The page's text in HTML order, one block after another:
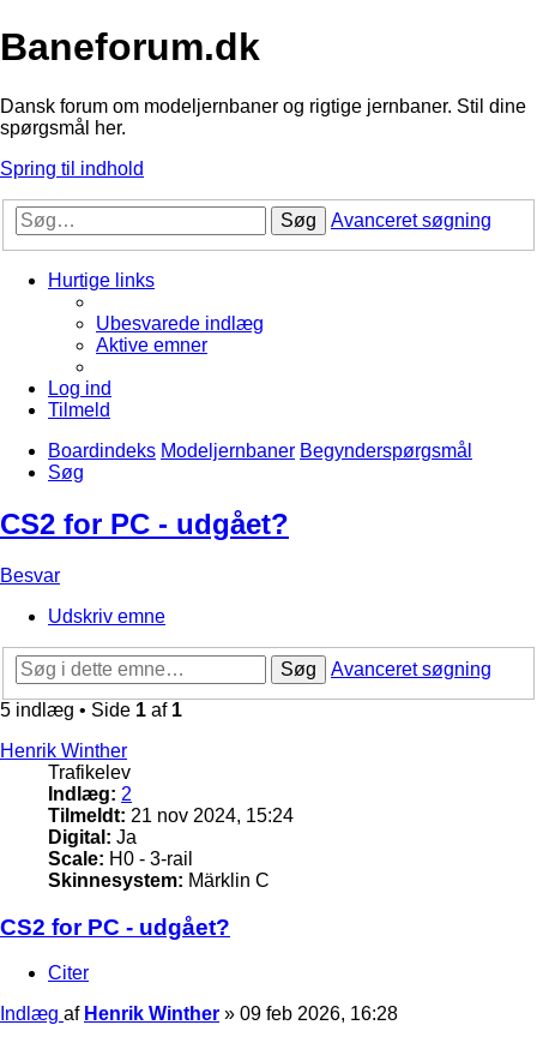
Baneforum.dk
Dansk forum om modeljernbaner og rigtige jernbaner. Stil dine
spørgsmål her.
Spring til indhold
Søg Avanceret søgning
Hurtige links
Ubesvarede indlæg
Aktive emner
Log ind
Tilmeld
Boardindeks Modeljernbaner Begynderspørgsmål
Søg
CS2 for PC - udgået?
Besvar
Udskriv emne
Søg
Avanceret søgning
5 indlæg • Side 1 af 1
Henrik Winther
Trafikelev
Indlæg: 2
Tilmeldt: 21 nov 2024, 15:24
Digital: Ja
Scale: H0 - 3-rail
Skinnesystem: Märklin C
CS2 for PC - udgået?
Citer
Indlæg af Henrik Winther » 09 feb 2026, 16:28